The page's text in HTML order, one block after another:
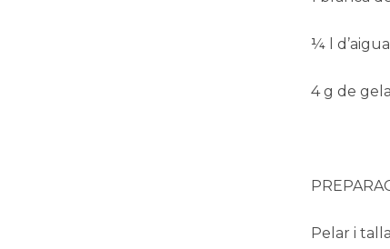
¼ l d’aigua
4 g de
Pelar i